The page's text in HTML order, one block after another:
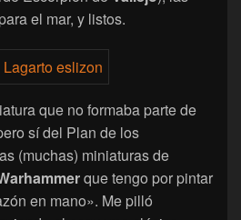
el mar, y listos.
que no formaba parte de
sí del Plan de los
(muchas) miniaturas de
que tengo por pintar
en mano». Me pilló